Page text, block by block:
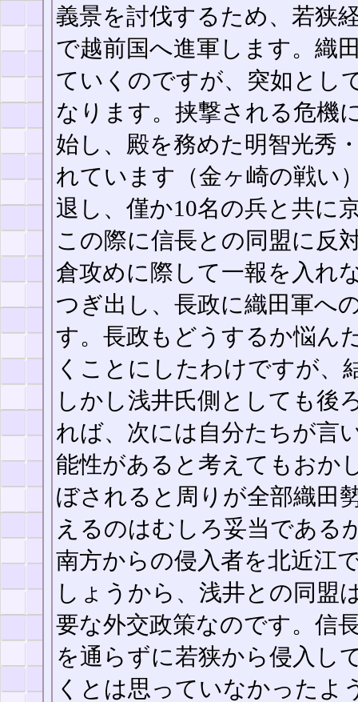
義景を討伐するため、若狭
で越前国へ進軍します。織
ていくのですが、突如とし
なります。挟撃される危機
始し、殿を務めた明智光秀
れています（金ヶ崎の戦い
退し、僅か10名の兵と共に
この際に信長との同盟に反
倉攻めに際して一報を入れ
つぎ出し、長政に織田軍へ
す。長政もどうするか悩ん
くことにしたわけですが、
しかし浅井氏側としても後
れば、次には自分たちが言
能性があると考えてもおか
ぼされると周りが全部織田
えるのはむしろ妥当である
南方からの侵入者を北近江
しょうから、浅井との同盟
要な外交政策なのです。信
を通らずに若狭から侵入し
くとは思っていなかったよ